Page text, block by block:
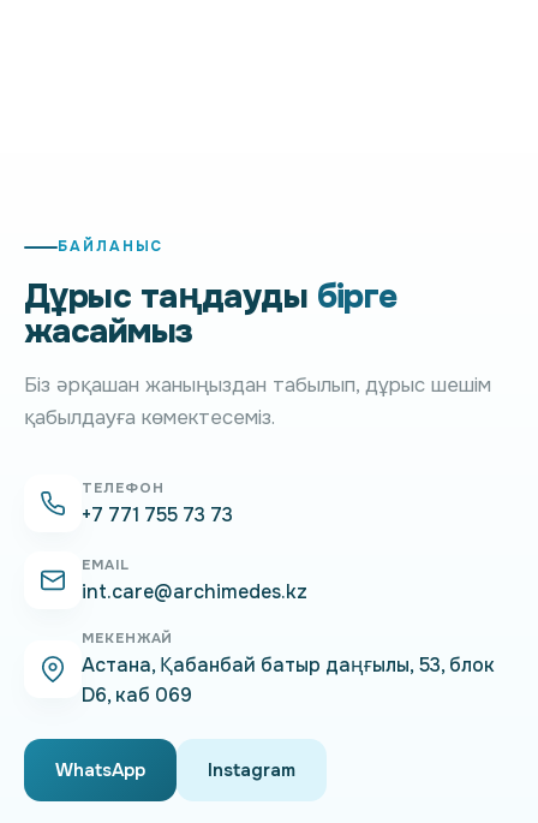
БАЙЛАНЫС
Дұрыс таңдауды бірге
жасаймыз
Біз әрқашан жаныңыздан табылып, дұрыс шешім
қабылдауға көмектесеміз.
ТЕЛЕФОН
+7 771 755 73 73
EMAIL
int.care@archimedes.kz
МЕКЕНЖАЙ
Астана, Қабанбай батыр даңғылы, 53, блок
D6, каб 069
WhatsApp Instagram